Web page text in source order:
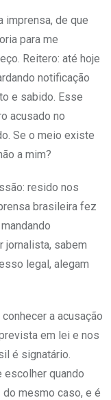
imprensa, de que
para me
Reitero: até hoje
notificação
e sabido. Esse
acusado no
Se o meio existe
a mim?
resido nos
brasileira fez
jornalista, sabem
legal, alegam
a acusação
em lei e nos
é signatário.
escolher quando
mesmo caso, e é